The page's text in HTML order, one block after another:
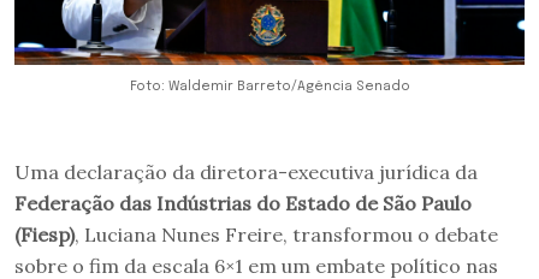
Foto: Waldemir Barreto/Agência Senado
Uma declaração da diretora-executiva jurídica da
Federação das Indústrias do Estado de São Paulo
(Fiesp), Luciana Nunes Freire, transformou o debate
sobre o fim da escala 6×1 em um embate político nas